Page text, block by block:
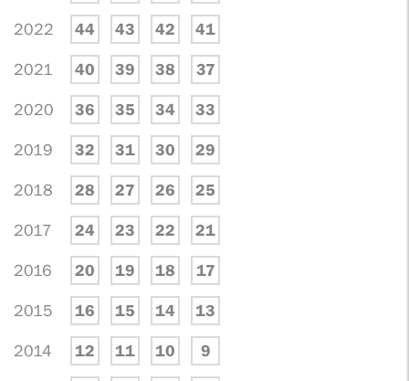
2022 44 43 42 41
2021 40 39 38 37
2020 36 35 34 33
2019 32 31 30 29
2018 28 27 26 25
2017 24 23 22 21
2016 20 19 18 17
2015 16 15 14 13
2014 12 11 10 9